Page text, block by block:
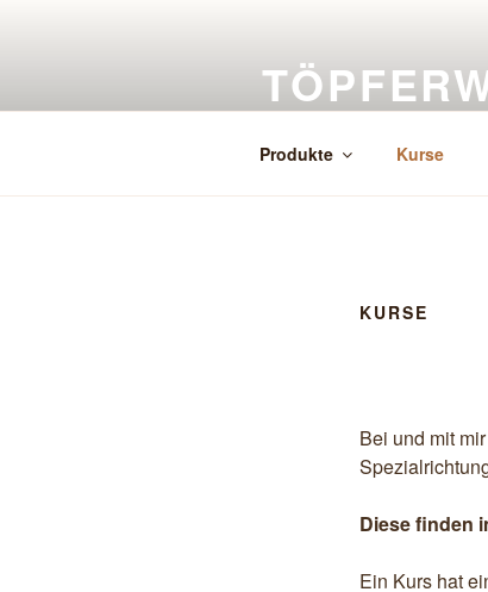
Produkte Kurse
KURSE
Bei und mit
Diese finden
Ein Kurs hat